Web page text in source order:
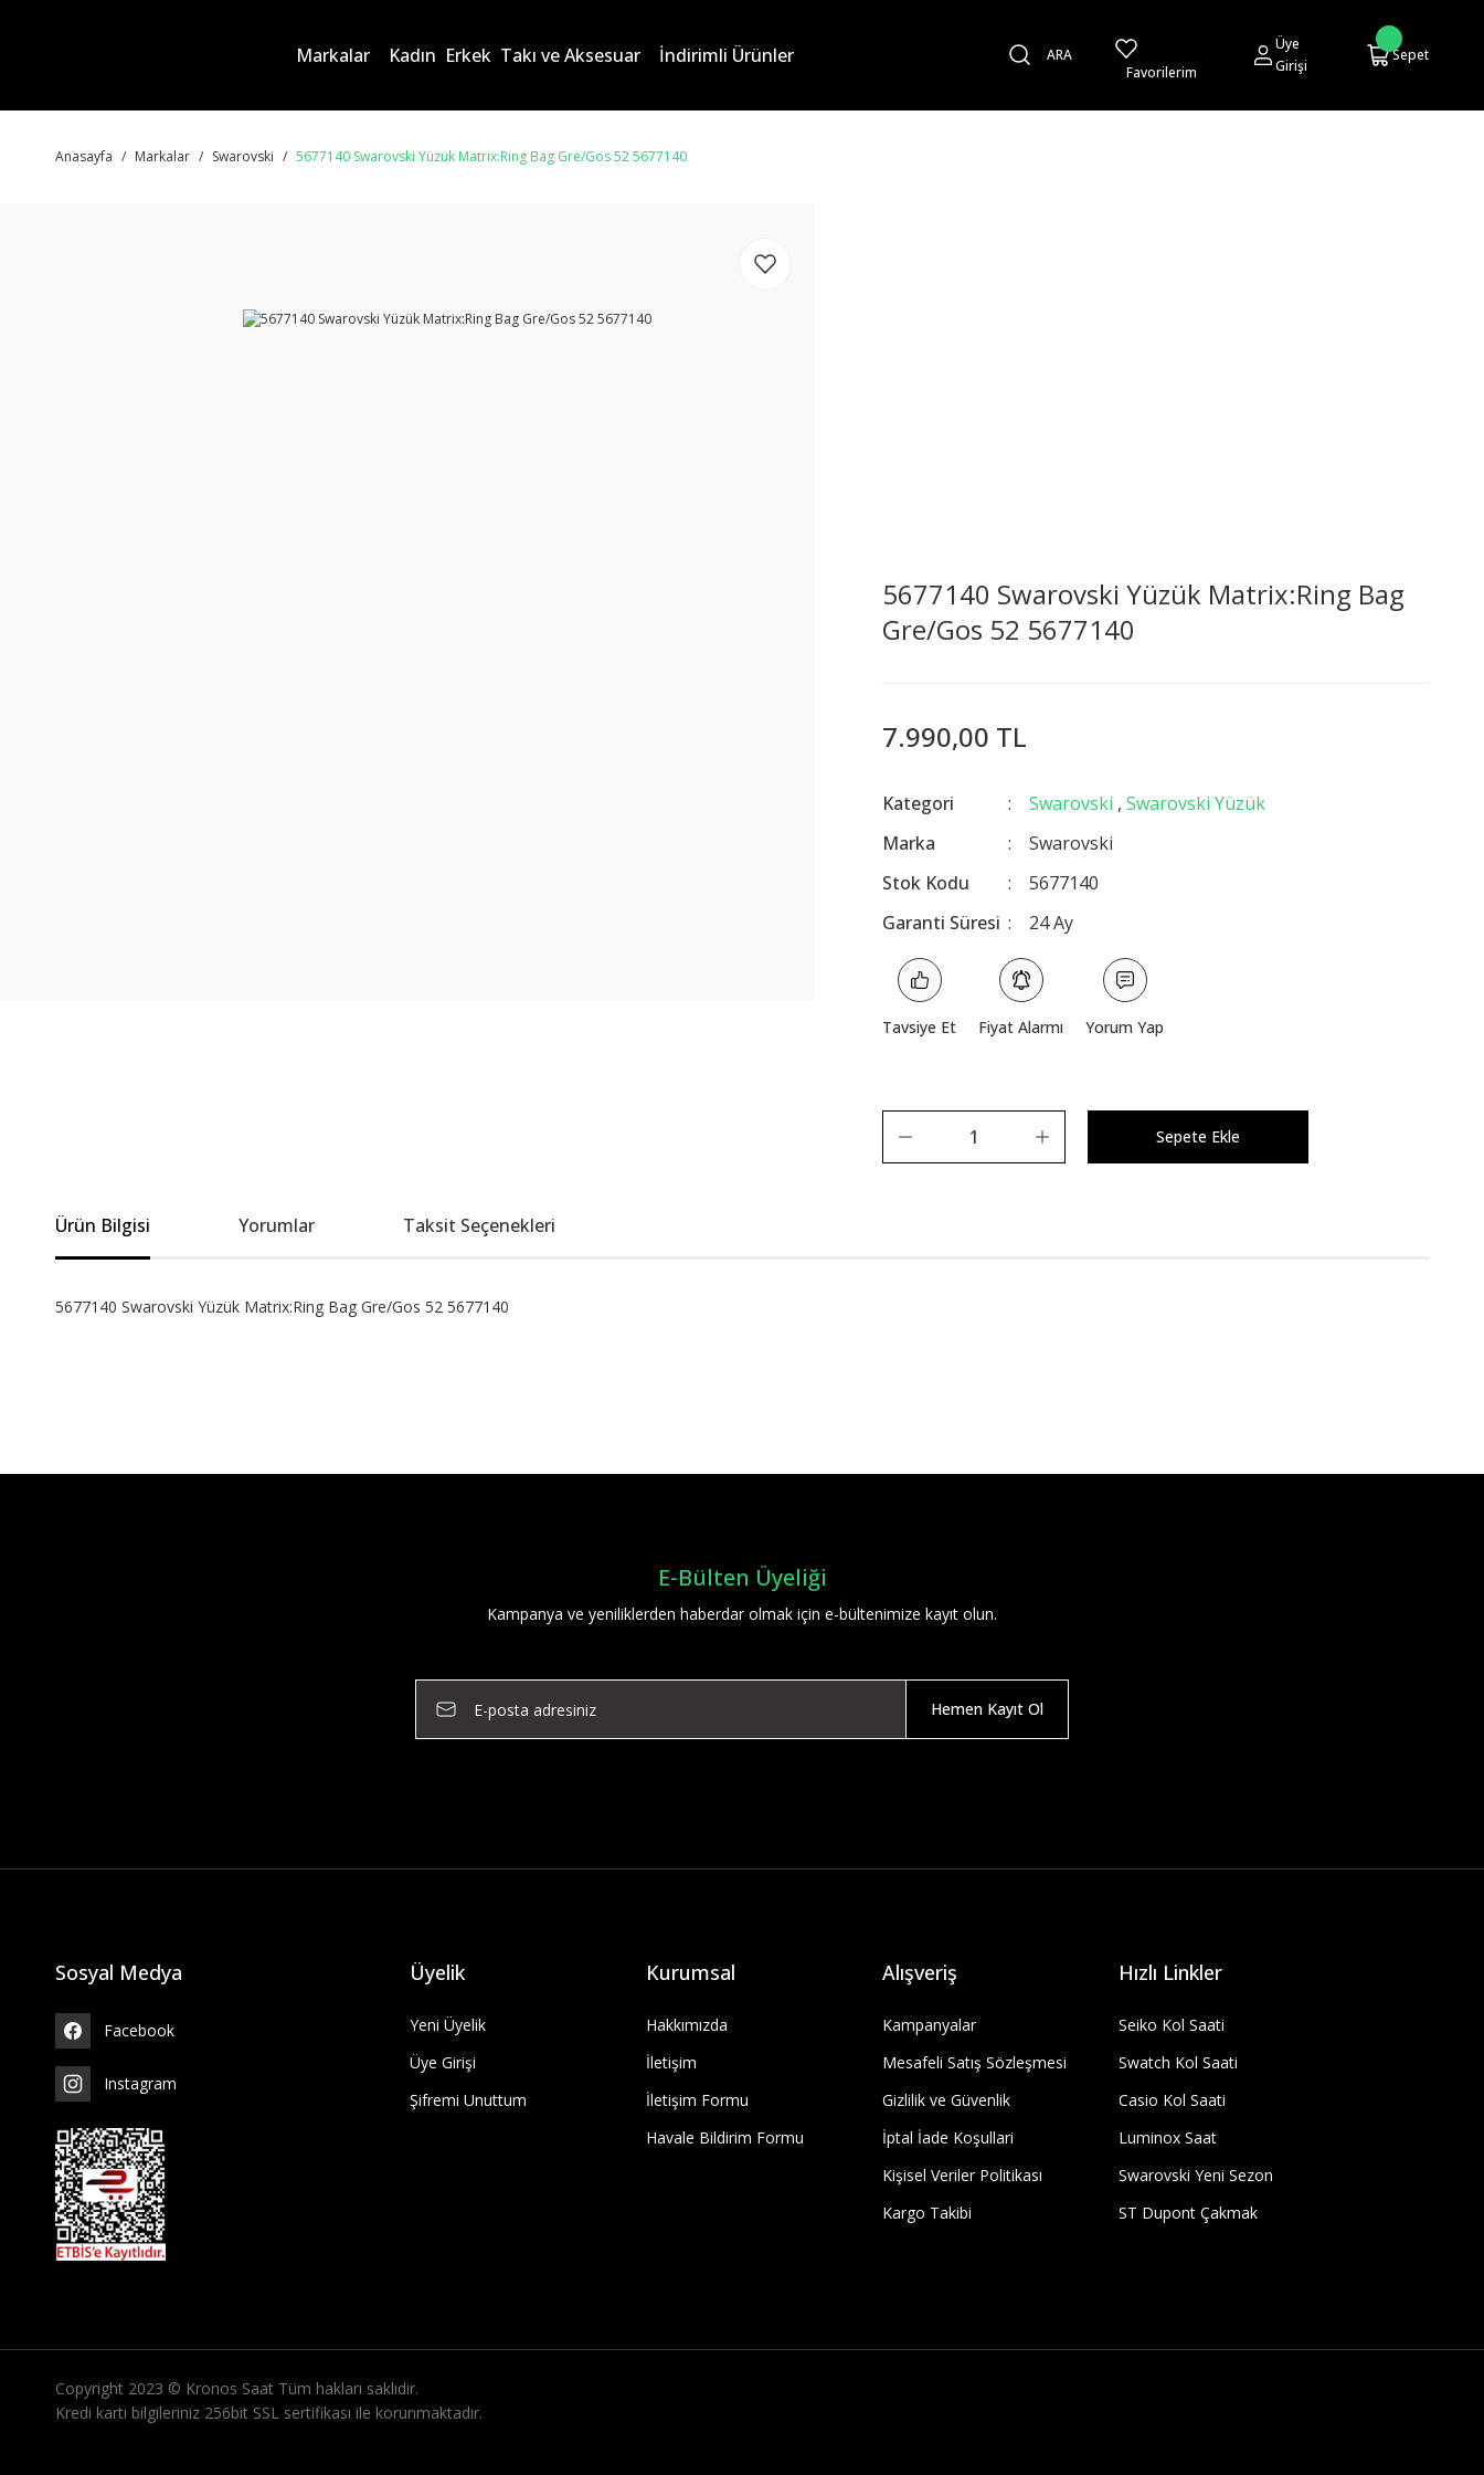
Markalar Kadın Erkek Takı ve Aksesuar İndirimli Ürünler
ARA
Favorilerim
Üye
Girişi
Sepet
Anasayfa Markalar Swarovski 5677140 Swarovski Yüzük Matrix:Ring Bag Gre/Gos 52 5677140
5677140 Swarovski Yüzük Matrix:Ring Bag
Gre/Gos 52 5677140
7.990,00 TL
Kategori Swarovski , Swarovski Yüzük
Marka
Swarovski
Stok Kodu
5677140
Garanti Süresi
24 Ay
Tavsiye Et Fiyat Alarmı Yorum Yap
Sepete Ekle
Ürün Bilgisi Yorumlar Taksit Seçenekleri
5677140 Swarovski Yüzük Matrix:Ring Bag Gre/Gos 52 5677140
Yorum Yaz
E-Bülten Üyeliği
Kampanya ve yeniliklerden haberdar olmak için e-bültenimize kayıt olun.
Hemen Kayıt Ol
Sosyal Medya
Facebook
Instagram
Üyelik
Yeni Üyelik
Üye Girişi
Şifremi Unuttum
Kurumsal
Hakkımızda
İletişim
İletişim Formu
Havale Bildirim Formu
Alışveriş
Kampanyalar
Mesafeli Satış Sözleşmesi
Gizlilik ve Güvenlik
İptal İade Koşullari
Kişisel Veriler Politikası
Kargo Takibi
Hızlı Linkler
Seiko Kol Saati
Swatch Kol Saati
Casio Kol Saati
Luminox Saat
Swarovski Yeni Sezon
ST Dupont Çakmak
Copyright 2023 © Kronos Saat Tüm hakları saklıdır.
Kredi kartı bilgileriniz 256bit SSL sertifikası ile korunmaktadır.